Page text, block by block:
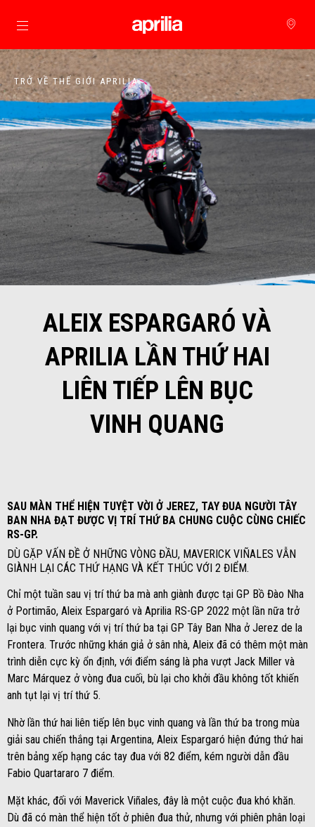
Đi đến bảng tin chính
TRỞ VỀ THẾ GIỚI APRILIA
ALEIX ESPARGARÓ VÀ
APRILIA LẦN THỨ HAI
LIÊN TIẾP LÊN BỤC
VINH QUANG
SAU MÀN THỂ HIỆN TUYỆT VỜI Ở JEREZ, TAY ĐUA NGƯỜI TÂY
BAN NHA ĐẠT ĐƯỢC VỊ TRÍ THỨ BA CHUNG CUỘC CÙNG CHIẾC
RS-GP.
DÙ GẶP VẤN ĐỀ Ở NHỮNG VÒNG ĐẦU, MAVERICK VIÑALES VẪN
GIÀNH LẠI CÁC THỨ HẠNG VÀ KẾT THÚC VỚI 2 ĐIỂM.
Chỉ một tuần sau vị trí thứ ba mà anh giành được tại GP Bồ Đào Nha
ở Portimão, Aleix Espargaró và Aprilia RS-GP 2022 một lần nữa trở
lại bục vinh quang với vị trí thứ ba tại GP Tây Ban Nha ở Jerez de la
Frontera. Trước những khán giả ở sân nhà, Aleix đã có thêm một màn
trình diễn cực kỳ ổn định, với điểm sáng là pha vượt Jack Miller và
Marc Márquez ở vòng đua cuối, bù lại cho khởi đầu không tốt khiến
anh tụt lại vị trí thứ 5.
Nhờ lần thứ hai liên tiếp lên bục vinh quang và lần thứ ba trong mùa
giải sau chiến thắng tại Argentina, Aleix Espargaró hiện đứng thứ hai
trên bảng xếp hạng các tay đua với 82 điểm, kém người dẫn đầu
Fabio Quartararo 7 điểm.
Mặt khác, đối với Maverick Viñales, đây là một cuộc đua khó khăn.
Dù đã có màn thể hiện tốt ở phiên đua thử, nhưng với phiên phân loại